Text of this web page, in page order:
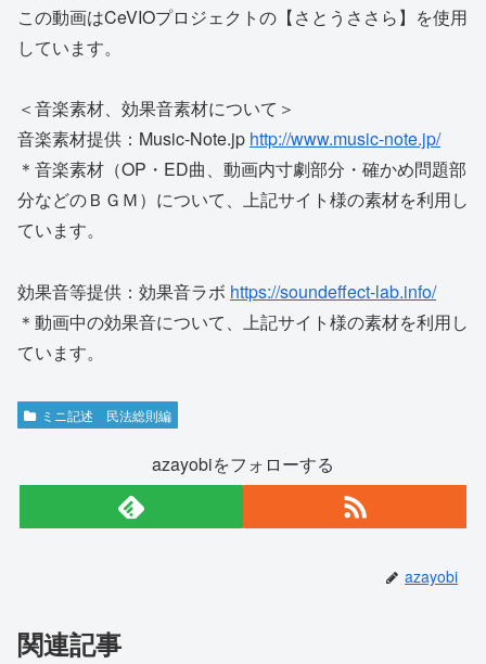
この動画はCeVIOプロジェクトの【さとうささら】を使用
しています。
＜音楽素材、効果音素材について＞
音楽素材提供：Music-Note.jp http://www.music-note.jp/
＊音楽素材（OP・ED曲、動画内寸劇部分・確かめ問題部
分などのＢＧＭ）について、上記サイト様の素材を利用し
ています。
効果音等提供：効果音ラボ https://soundeffect-lab.info/
＊動画中の効果音について、上記サイト様の素材を利用し
ています。
ミニ記述 民法総則編
azayobiをフォローする
azayobi
関連記事